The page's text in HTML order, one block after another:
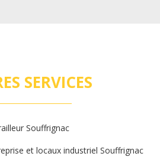
SERVICES
Souffrignac
et locaux industriel Souffrignac